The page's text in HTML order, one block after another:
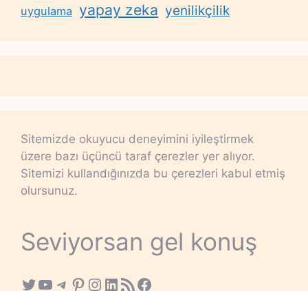
uygulama yapay zeka yenilikçilik
Sitemizde okuyucu deneyimini iyileştirmek
üzere bazı üçüncü taraf çerezler yer alıyor.
Sitemizi kullandığınızda bu çerezleri kabul etmiş
olursunuz.
Seviyorsan gel konuş
Twitter
YouTube
Telegram
Pinterest
Instagram
LinkedIn
RSS FeedFacebook